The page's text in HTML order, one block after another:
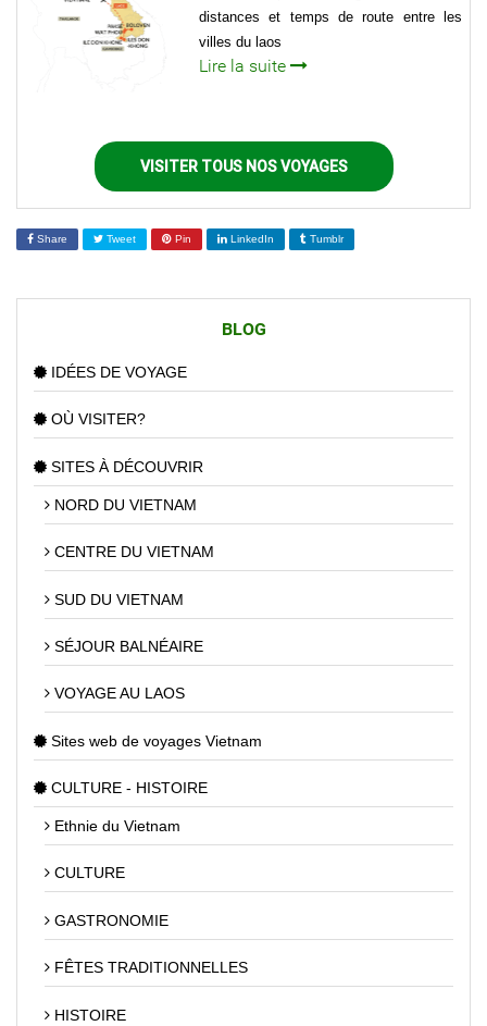
distances et temps de route entre les
villes du laos
Lire la suite
VISITER TOUS NOS VOYAGES
Share Tweet Pin LinkedIn Tumblr
BLOG
IDÉES DE VOYAGE
OÙ VISITER?
SITES À DÉCOUVRIR
NORD DU VIETNAM
CENTRE DU VIETNAM
SUD DU VIETNAM
SÉJOUR BALNÉAIRE
VOYAGE AU LAOS
Sites web de voyages Vietnam
CULTURE - HISTOIRE
Ethnie du Vietnam
CULTURE
GASTRONOMIE
FÊTES TRADITIONNELLES
HISTOIRE